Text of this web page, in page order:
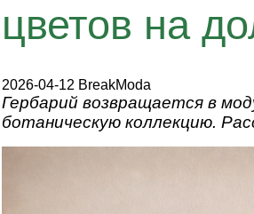
цветов на
2026-04-12 BreakModa
Гербарий возвращается в
ботаническую коллекцию.